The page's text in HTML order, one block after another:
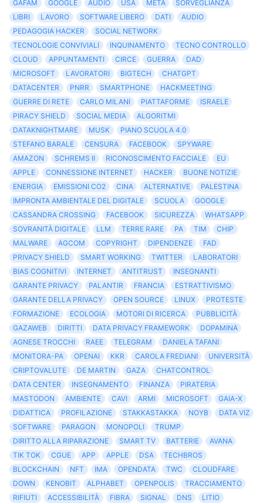
GAFAM GOOGLE AUDIO USA META
SORVEGLIANZA
LIBRI
LAVORO SOFTWARE LIBERO DATI
AUDIO
PEDAGOGIA HACKER
SOCIAL NETWORK
TECNOLOGIE CONVIVIALI
INQUINAMENTO
TECNO CONTROLLO
CLOUD
APPUNTAMENTI CIRCE GUERRA
DAD
MICROSOFT
LAVORATORI BIGTECH
CHATGPT
DATACENTER
PNRR SMARTPHONE
HACKMEETING
GUERRE DI RETE
CARLO MILANI PIATTAFORME
ISRAELE
PIRACY SHIELD
SOCIAL MEDIA
ALGORITMI
DATAKNIGHTMARE
MUSK
PIANO SCUOLA 4.0
STEFANO BARALE
CENSURA FACEBOOK
SPYWARE
AMAZON
SCHREMS II RICONOSCIMENTO FACCIALE
EU
APPLE
CONNESSIONE INTERNET HACKER
BUONE NOTIZIE
ENERGIA
EMISSIONI CO2 CINA ALTERNATIVE
PALESTINA
IMPRONTA AMBIENTALE DEL DIGITALE
SCUOLA
GOOGLE
CASSANDRA CROSSING
FACEBOOK SICUREZZA
WHATSAPP
SOVRANITÀ DIGITALE
LLM TERRE RARE PA TIM
CHIP
MALWARE
AGCOM COPYRIGHT DIPENDENZE
FAD
PRIVACY SHIELD
SMART WORKING TWITTER
LABORATORI
BIAS COGNITIVI
INTERNET ANTITRUST
INSEGNANTI
GARANTE PRIVACY
PALANTIR FRANCIA
ESTRATTIVISMO
GARANTE DELLA PRIVACY
OPEN SOURCE LINUX
PROTESTE
FORMAZIONE
ECOLOGIA MOTORI DI RICERCA
PUBBLICITÀ
GAZAWEB
DIRITTI DATA PRIVACY FRAMEWORK
DOPAMINA
AGNESE TROCCHI
RAEE TELEGRAM
DANIELA TAFANI
MONITORA-PA
OPENAI KKR CAROLA FREDIANI
UNIVERSITÀ
CRIPTOVALUTE
DE MARTIN GAZA
CHATCONTROL
DATA CENTER
INSEGNAMENTO FINANZA
PIRATERIA
MASTODON
AMBIENTE CAVI ARMI MICROSOFT
GAIA-X
DIDATTICA
PROFILAZIONE STAKKASTAKKA NOYB
DATA VIZ
SOFTWARE
PARAGON MONOPOLI
TRUMP
DIRITTO ALLA RIPARAZIONE
SMART TV BATTERIE
AVANA
TIK TOK
CGUE APP APPLE DSA
TECHBROS
BLOCKCHAIN
NFT IMA OPENDATA TWC
CLOUDFARE
DOWN
KENOBIT ALPHABET OPENPOLIS
TRACCIAMENTO
RIFIUTI
ACCESSIBILITÀ FIBRA SIGNAL DNS
LITIO